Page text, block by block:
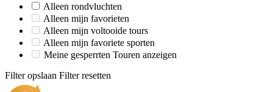
Alleen rondvluchten
Alleen mijn favorieten
Alleen mijn voltooide tours
Alleen mijn favoriete sporten
Meine gesperrten Touren anzeigen
Filter opslaan Filter resetten